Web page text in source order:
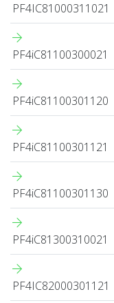
PF4IC81000311021
PF4iC81100300021
PF4iC81100301120
PF4iC81100301121
PF4iC81100301130
PF4iC81300310021
PF4IC82000301121